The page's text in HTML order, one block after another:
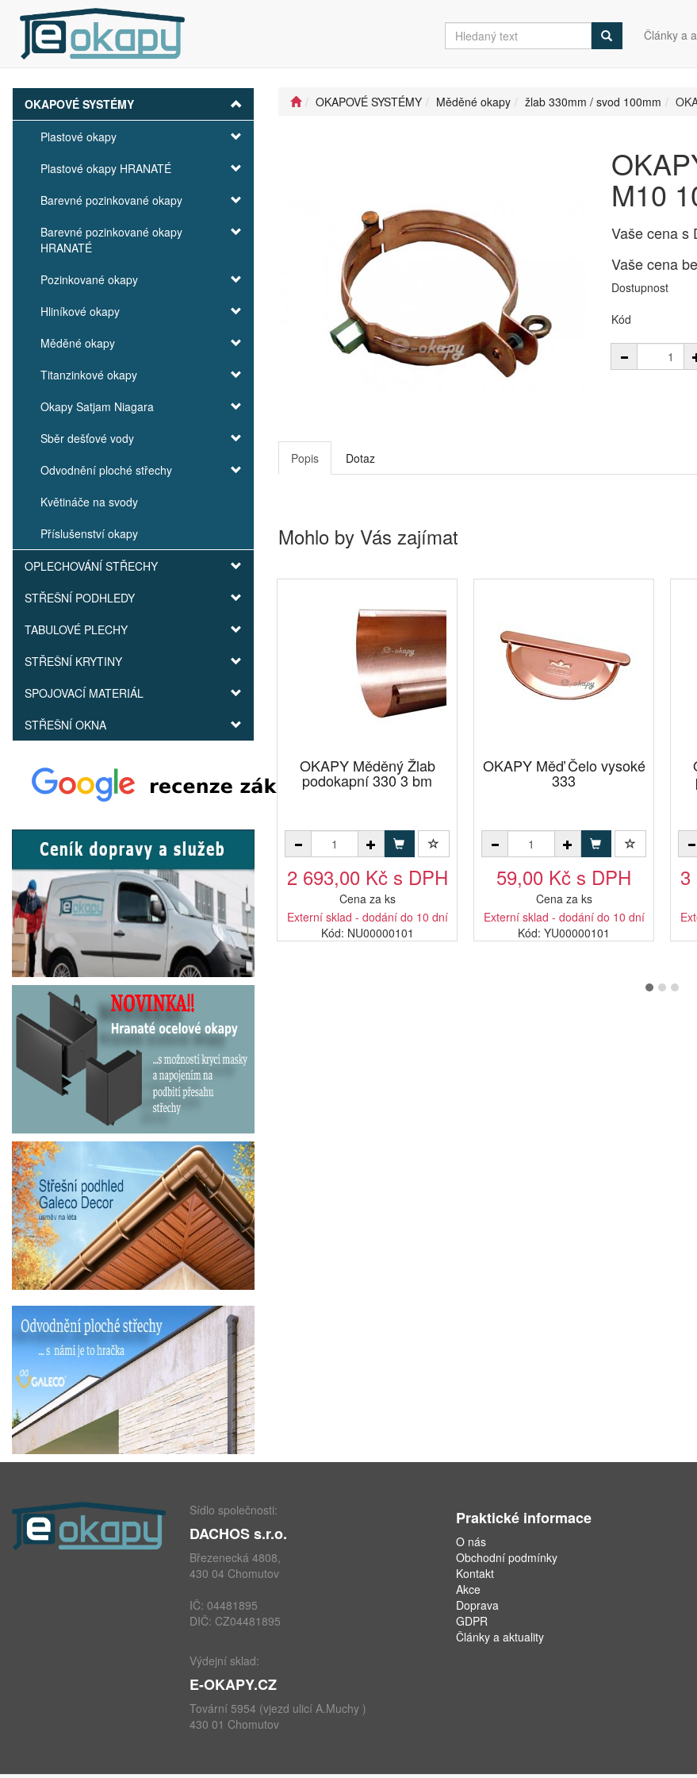
Články a
OKAPOVÉ SYSTÉMY
Plastové okapy
Plastové okapy HRANATÉ
Barevné pozinkované okapy
Barevné pozinkované okapy
HRANATÉ
Pozinkované okapy
Hliníkové okapy
Měděné okapy
Titanzinkové okapy
Okapy Satjam Niagara
Sběr dešťové vody
Odvodnění ploché střechy
Květináče na svody
Příslušenství okapy
OPLECHOVÁNÍ STŘECHY
STŘEŠNÍ PODHLEDY
TABULOVÉ PLECHY
STŘEŠNÍ KRYTINY
SPOJOVACÍ MATERIÁL
STŘEŠNÍ OKNA
OKAPOVÉ SYSTÉMY Měděné okapy žlab 330mm / svod 100mm
M10
Vaše cena s
Vaše cena
Dostupnost
Kód
Popis Dotaz
Mohlo by Vás zajímat
OKAPY Měděný Žlab
podokapní 330 3 bm
2 693,00 Kč s DPH
Cena za ks
Externí sklad - dodání do 10 dní
Kód: NU00000101
OKAPY Měď Čelo vysoké
333
59,00 Kč s DPH
Cena za ks
Externí sklad - dodání do 10 dní
Kód: YU00000101
3
Sídlo společnosti:
DACHOS s.r.o.
Březenecká 4808,
430 04 Chomutov
IČ: 04481895
DIČ: CZ04481895
Výdejní sklad:
E-OKAPY.CZ
Tovární 5954 (vjezd ulicí A.Muchy )
430 01 Chomutov
Praktické informace
O nás
Obchodní podmínky
Kontakt
Akce
Doprava
GDPR
Články a aktuality